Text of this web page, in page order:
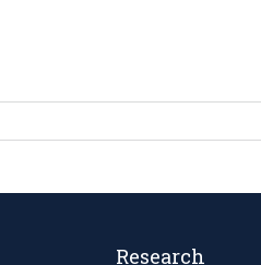
Research